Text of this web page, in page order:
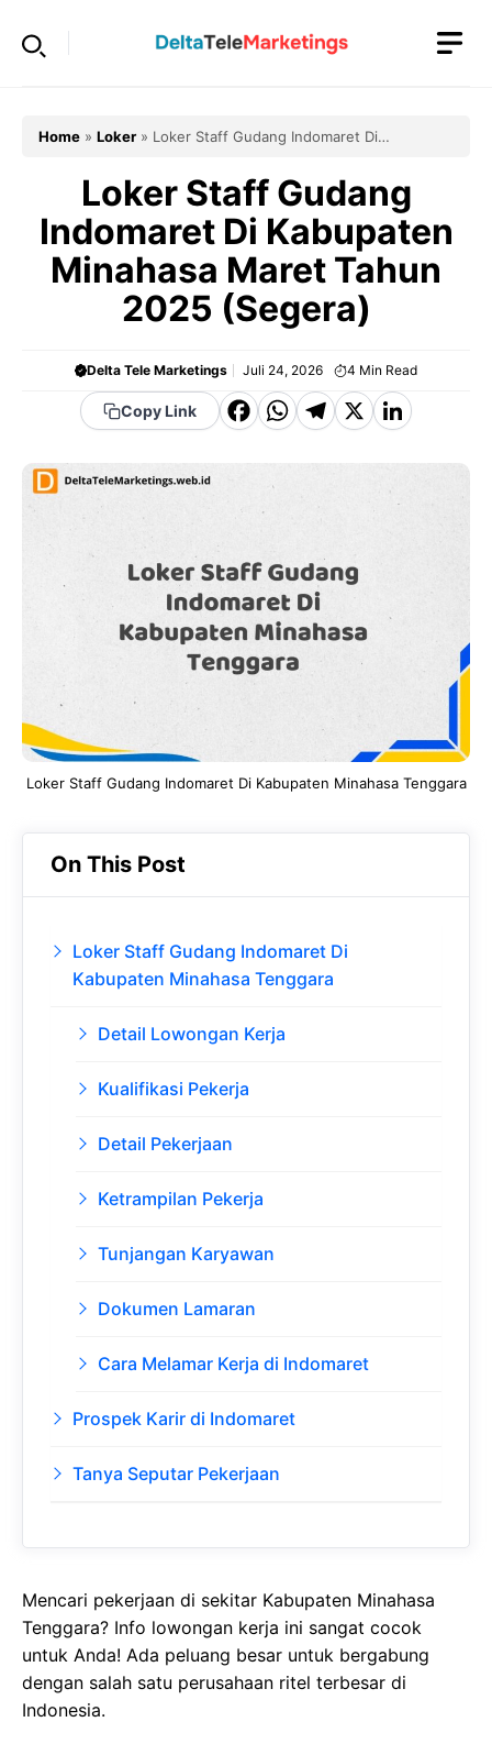
Home » Loker » Loker Staff Gudang Indomaret Di
Loker Staff Gudang
Indomaret Di Kabupaten
Minahasa Maret Tahun
2025 (Segera)
Delta Tele Marketings Juli 24, 2026 4 Min Read
Copy Link
F
e
b
o
o
k
W
a
t
s
A
p
p
T
g
r
a
m
X Li
k
e
Loker Staff Gudang Indomaret Di Kabupaten Minahasa Tenggara
On This Post
Loker Staff Gudang Indomaret Di
Kabupaten Minahasa Tenggara
Detail Lowongan Kerja
Kualifikasi Pekerja
Detail Pekerjaan
Ketrampilan Pekerja
Tunjangan Karyawan
Dokumen Lamaran
Cara Melamar Kerja di Indomaret
Prospek Karir di Indomaret
Tanya Seputar Pekerjaan
Mencari pekerjaan di sekitar Kabupaten Minahasa
Tenggara? Info lowongan kerja ini sangat cocok
untuk Anda! Ada peluang besar untuk bergabung
dengan salah satu perusahaan ritel terbesar di
Indonesia.